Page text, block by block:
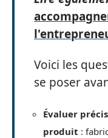
Voici les
se poser
Évaluer
produit :